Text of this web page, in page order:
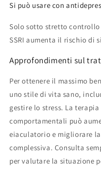
Si può usare con
Solo sotto stretto controllo
SSRI aumenta il rischio di
Approfondimenti sul
Per ottenere il massimo
uno stile di vita sano,
gestire lo stress. La
comportamentali può
eiaculatorio e migliorare la
complessiva. Consulta
per valutare la situazione